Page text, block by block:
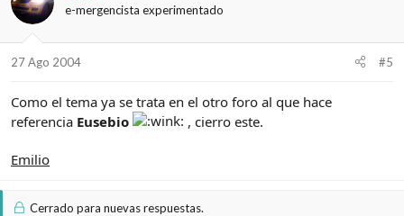
e-mergencista experimentado
27 Ago 2004 #5
Como el tema ya se trata en el otro foro al que hace
referencia Eusebio , cierro este.
Emilio
Cerrado para nuevas respuestas.